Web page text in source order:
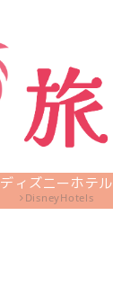
ディズニーホテル
DisneyHotels